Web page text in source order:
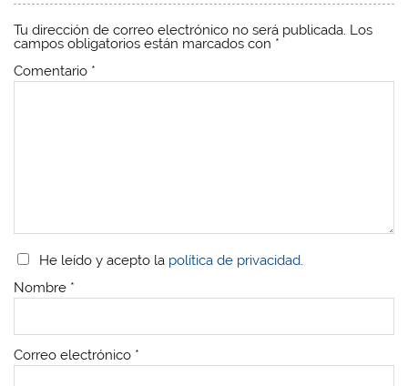
Tu dirección de correo electrónico no será publicada. Los
campos obligatorios están marcados con *
Comentario *
He leído y acepto la política de privacidad.
Nombre *
Correo electrónico *